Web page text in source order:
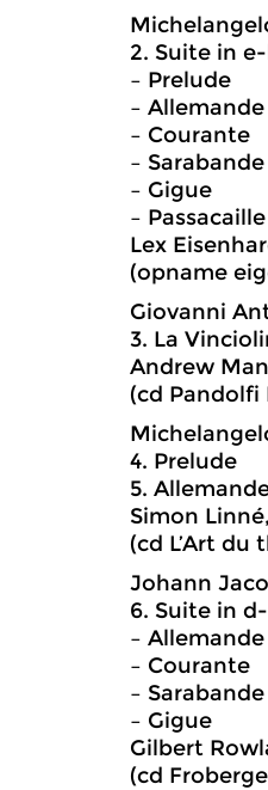
2. Suite in
– Prelude
– Allemande
– Courante
– Sarabande
– Gigue
– Passacaille
Lex
(opname
Giovanni
3. La
Andrew
(cd Pandolfi
4. Prelude
5.
Simon
(cd L’Art du
Johann
6. Suite in
– Allemande
– Courante
– Sarabande
– Gigue
Gilbert
(cd